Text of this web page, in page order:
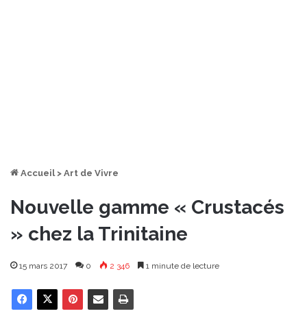
Accueil > Art de Vivre
Nouvelle gamme « Crustacés
» chez la Trinitaine
15 mars 2017 0 2 346 1 minute de lecture